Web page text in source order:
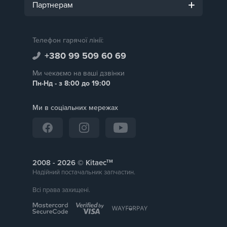
РК-екран 2.8"
Партнерам
Телефон гарячої лінії:
+380 99 509 60 69
Ми чекаємо на ваші дзвінки
Пн-Нд - з 8:00 до 19:00
Ми в соціальних мережах
2008 - © Kitaecтм
Надійний постачальник запчастин.
Всі права захищені.